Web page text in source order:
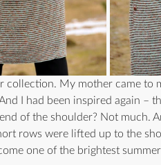
collection. My mother came to
I had been inspired again –
of the shoulder? Not much.
rows were lifted up to the
one of the brightest